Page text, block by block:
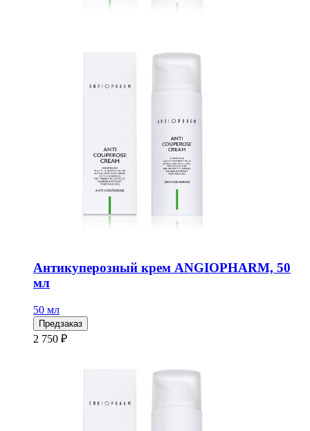
Антикуперозный крем ANGIOPHARM, 50
мл
50 мл
Предзаказ
2 750 ₽